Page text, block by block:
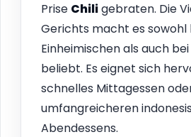
Prise Chiligebraten. Die
Gerichts macht es sowohl
Einheimischen als auch
beliebt. Es eignet sich
schnelles Mittagessen
umfangreicheren
Abendessens.